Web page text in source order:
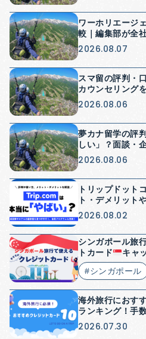
ワーホリエージ
較｜編集部が全
【2026年】
2026.08.07
スマ留の評判・
カウンセリング
2026.08.06
夢カナ留学の評
しい」？面談・
ら検証【2026年】
2026.08.06
トリップドット
ト・デメリット
い方を解説
2026.08.02
シンガポール旅
トカード
キャ
決済についても
#シンガポール
海外旅行におす
ランキング！手
紹介
2026.07.30